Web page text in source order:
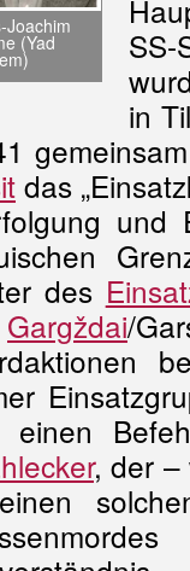
Joachim
(Yad
in
das
und
des
Gargždai/
einen
, der –